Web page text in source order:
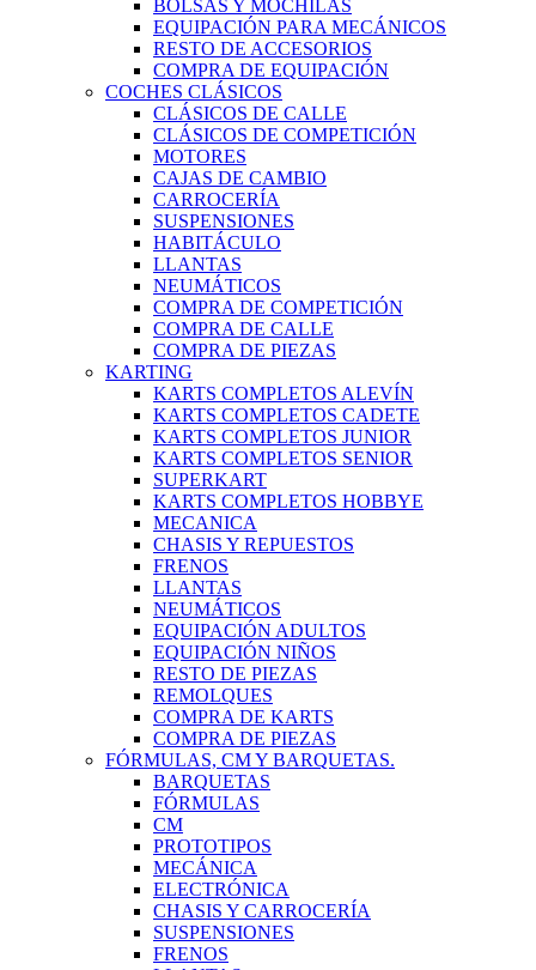
BOLSAS Y MOCHILAS
EQUIPACIÓN PARA MECÁNICOS
RESTO DE ACCESORIOS
COMPRA DE EQUIPACIÓN
COCHES CLÁSICOS
CLÁSICOS DE CALLE
CLÁSICOS DE COMPETICIÓN
MOTORES
CAJAS DE CAMBIO
CARROCERÍA
SUSPENSIONES
HABITÁCULO
LLANTAS
NEUMÁTICOS
COMPRA DE COMPETICIÓN
COMPRA DE CALLE
COMPRA DE PIEZAS
KARTING
KARTS COMPLETOS ALEVÍN
KARTS COMPLETOS CADETE
KARTS COMPLETOS JUNIOR
KARTS COMPLETOS SENIOR
SUPERKART
KARTS COMPLETOS HOBBYE
MECANICA
CHASIS Y REPUESTOS
FRENOS
LLANTAS
NEUMÁTICOS
EQUIPACIÓN ADULTOS
EQUIPACIÓN NIÑOS
RESTO DE PIEZAS
REMOLQUES
COMPRA DE KARTS
COMPRA DE PIEZAS
FÓRMULAS, CM Y BARQUETAS.
BARQUETAS
FÓRMULAS
CM
PROTOTIPOS
MECÁNICA
ELECTRÓNICA
CHASIS Y CARROCERÍA
SUSPENSIONES
FRENOS